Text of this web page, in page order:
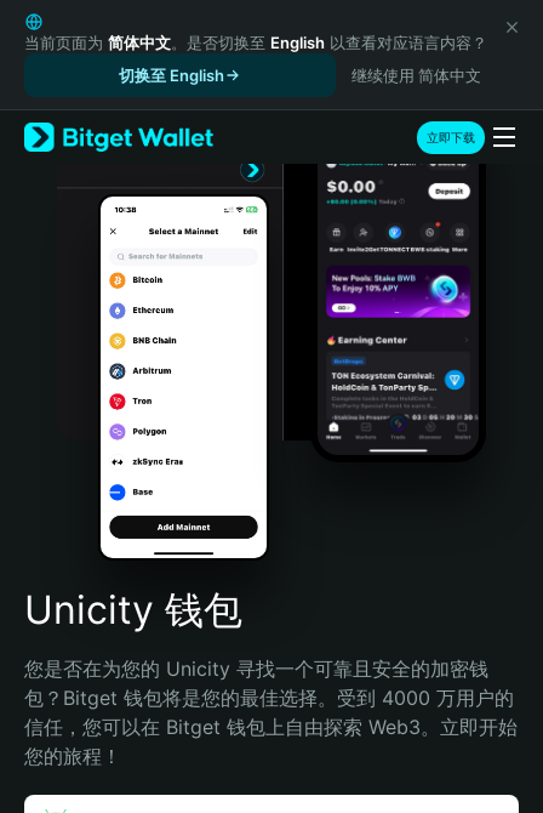
English
日本語
Русский
Español (Latinoamérica)
Türkçe
Português (Portugal)
Bahasa Indonesia
Português (Brasil)
Español (Argentina)
当前页面为 简体中文。是否切换至 English 以查看对应语言内容？
切换至 English
继续使用 简体中文
立即下载
Unicity 钱包
您是否在为您的 Unicity 寻找一个可靠且安全的加密钱
包？Bitget 钱包将是您的最佳选择。受到 4000 万用户的
信任，您可以在 Bitget 钱包上自由探索 Web3。立即开始
您的旅程！